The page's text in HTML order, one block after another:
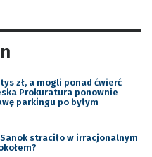
zł, a mogli ponad ćwierć
Prokuratura ponownie
parkingu po byłym
straciło w irracjonalnym